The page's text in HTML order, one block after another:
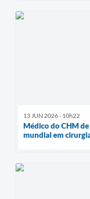
13 JUN 2026 - 10h22
Médico do CHM
mundial em